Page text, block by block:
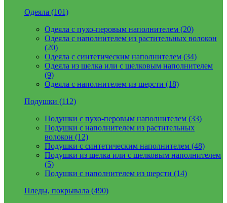
Одеяла (101)
Одеяла с пухо-перовым наполнителем (20)
Одеяла с наполнителем из растительных волокон
(20)
Одеяла с синтетическим наполнителем (34)
Одеяла из шелка или с шелковым наполнителем
(9)
Одеяла с наполнителем из шерсти (18)
Подушки (112)
Подушки с пухо-перовым наполнителем (33)
Подушки с наполнителем из растительных
волокон (12)
Подушки с синтетическим наполнителем (48)
Подушки из шелка или с шелковым наполнителем
(5)
Подушки с наполнителем из шерсти (14)
Пледы, покрывала (490)